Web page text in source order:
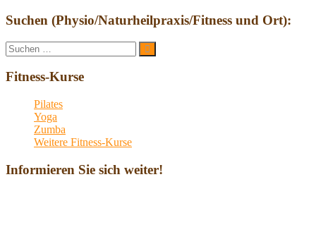
Suchen (Physio/Naturheilpraxis/Fitness und Ort):
Suche
nach:
Suchen
Fitness-Kurse
Pilates
Yoga
Zumba
Weitere Fitness-Kurse
Informieren Sie sich weiter!